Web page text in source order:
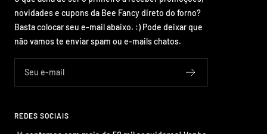
novidades e cupons da Bee Fancy direto do forno?
Basta colocar seu e-mail abaixo. :) Pode deixar que
não vamos te enviar spam ou e-mails chatos.
Seu e-mail
REDES SOCIAIS